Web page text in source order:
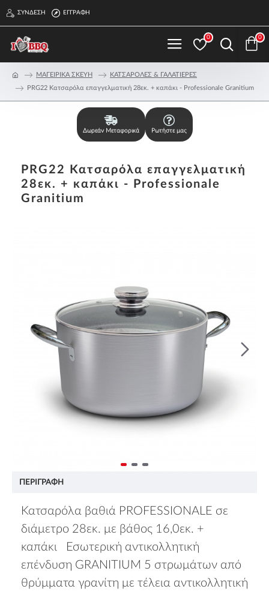
ΣΎΝΔΕΣΗ ΕΓΓΡΑΦΉ
0 0
ΜΑΓΕΙΡΙΚΑ ΣΚΕΥΗ
ΚΑΤΣΑΡΟΛΕΣ & ΓΑΛΑΤΙΕΡΕΣ
PRG22 Κατσαρόλα επαγγελματική 28εκ. + καπάκι - Professionale Granitium
Δωρεάν Μεταφορικά Ρωτήστε μας
PRG22 Κατσαρόλα επαγγελματική
28εκ. + καπάκι - Professionale
Granitium
ΠΕΡΙΓΡΑΦΉ
Κατσαρόλα βαθιά PROFESSIONALE σε
διάμετρο 28εκ. με βάθος 16,0εκ. +
καπάκι Εσωτερική αντικολλητική
επένδυση GRANITIUM 5 στρωμάτων από
θρύμματα γρανίτη με τέλεια αντικολλητική